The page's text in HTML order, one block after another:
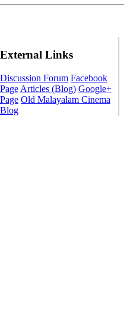
External Links
Discussion Forum Facebook
Page Articles (Blog) Google+
Page Old Malayalam Cinema
Blog